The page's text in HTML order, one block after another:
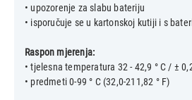
• upozorenje za slabu bateriju
• isporučuje se u kartonskoj kutiji i s
Raspon mjerenja:
• tjelesna temperatura 32 - 42,9 ° C / ±
• predmeti 0-99 ° C (32,0-211,82 ° F)